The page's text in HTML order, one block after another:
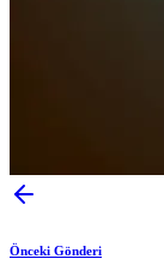
Önceki Gönderi